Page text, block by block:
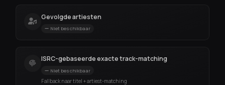
Gevolgde artiesten
Niet beschikbaar
ISRC-gebaseerde exacte track-matching
Niet beschikbaar
Fallback naar titel + artiest-matching